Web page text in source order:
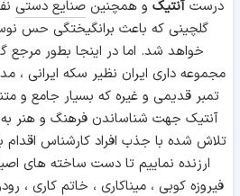
درستآنتیک و همچنینصنایع دستی
گلچینی که باعث برانگیختگی حس
خواهد شد. اما در اینجا بطور مرجع
مجموعه داری ایران نظیر سکه ایرانی ،
تمبر قدیمی و غیره که بسیار جامع و
آنتیک جهت شناساندن فرهنگ و هنر
تلاش شده با جذب افراد کارشناس اقدام
ارزنده نماییم تا دست ساخته های
فیروزه کوبی ،میناکاری ، خاتم کاری ،